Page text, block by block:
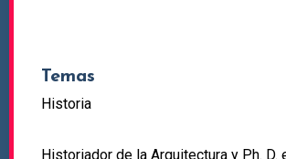
Temas
Historia
Historiador de la Arquitectura y Ph. D.